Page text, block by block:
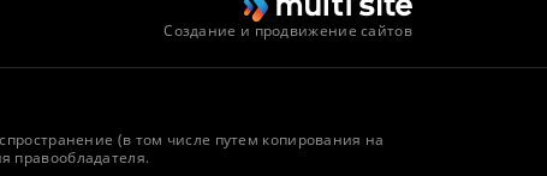
Создание и продвижение сайтов
(в том числе путем копирования на
правообладателя.